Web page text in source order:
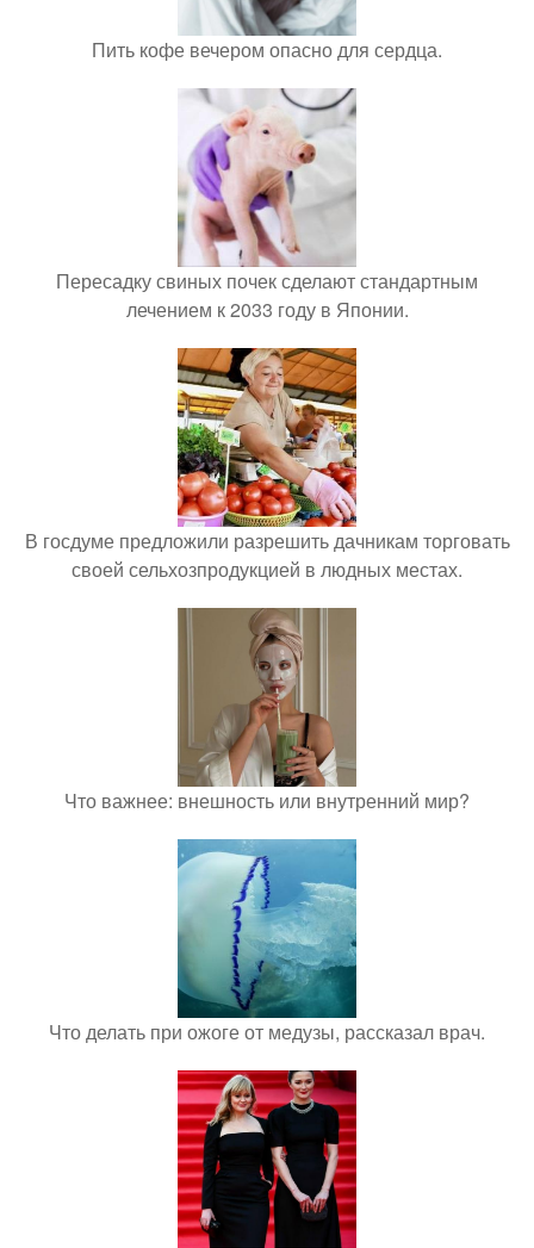
Пить кофе вечером опасно для сердца.
Пересадку свиных почек сделают стандартным
лечением к 2033 году в Японии.
В госдуме предложили разрешить дачникам торговать
своей сельхозпродукцией в людных местах.
Что важнее: внешность или внутренний мир?
Что делать при ожоге от медузы, рассказал врач.